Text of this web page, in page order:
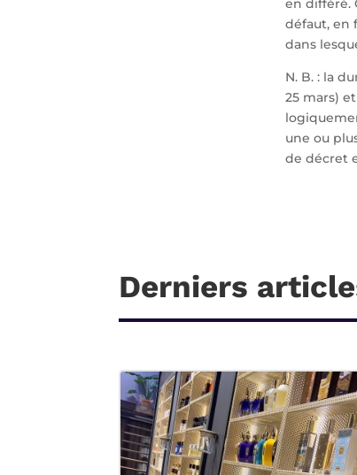
défaut, en
dans
N. B. : la
25 mars)
une ou
de décret
Derniers